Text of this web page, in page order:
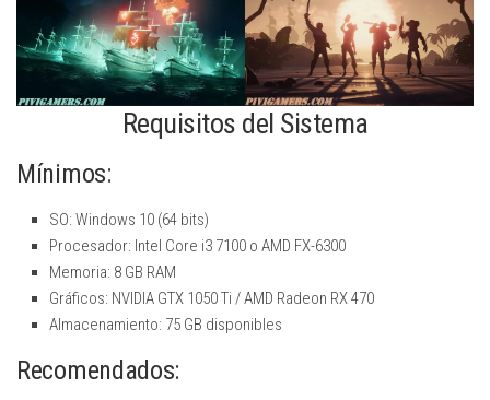
Requisitos del Sistema
Mínimos:
SO: Windows 10 (64 bits)
Procesador: Intel Core i3 7100 o AMD FX-6300
Memoria: 8 GB RAM
Gráficos: NVIDIA GTX 1050 Ti / AMD Radeon RX 470
Almacenamiento: 75 GB disponibles
Recomendados: